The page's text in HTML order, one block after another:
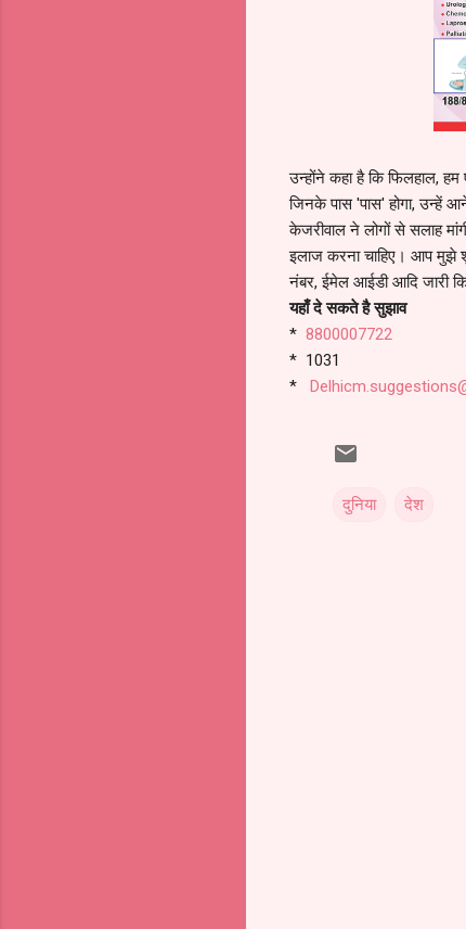
उन्होंने कहा है कि फिलहाल,
जिनके पास 'पास' होगा, उन्हें
केजरीवाल ने लोगों से सलाह
इलाज करना चाहिए। आप मुझे
नंबर, ईमेल आईडी आदि जारी
यहाँ दे सकते है सुझाव
* 8800007722
* 1031
*
दुनिया देश